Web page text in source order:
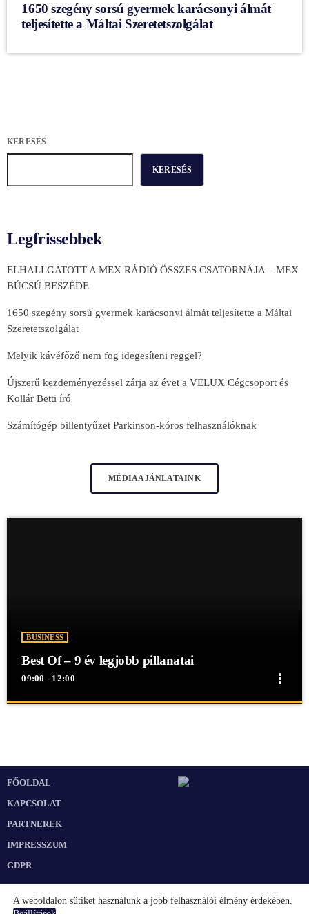
1650 szegény sorsú gyermek karácsonyi álmát
teljesítette a Máltai Szeretetszolgálat
KERESÉS
KERESÉS
Legfrissebbek
ELHALLGATOTT A MEX RÁDIÓ ÖSSZES CSATORNÁJA – MEX
BÚCSÚ BESZÉDE
1650 szegény sorsú gyermek karácsonyi álmát teljesítette a Máltai
Szeretetszolgálat
Melyik kávéfőző nem fog idegesíteni reggel?
Újszerű kezdeményezéssel zárja az évet a VELUX Cégcsoport és
Kollár Betti író
Számítógép billentyűzet Parkinson-kóros felhasználóknak
MÉDIAAJÁNLATAINK
BUSINESS
Best Of – 9 év legjobb pillanatai
09:00 - 12:00 more_vert
Best Of - 9 év legjobb pillanatai
FŐOLDAL
KAPCSOLAT
PARTNEREK
IMPRESSZUM
GDPR
A weboldalon sütiket használunk a jobb felhasználói élmény érdekében.